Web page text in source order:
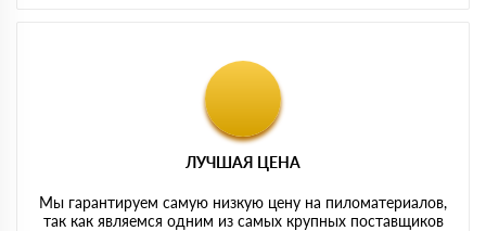
ЛУЧШАЯ ЦЕНА
Мы гарантируем самую низкую цену на пиломатериалов,
так как являемся одним из самых крупных поставщиков